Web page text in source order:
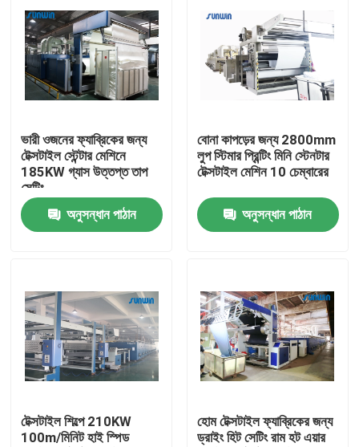
আমাদের সম্পর্কে
পরিচিতি
পণ্য
টেক্সটাইল স্টেনটার মেশিন
গরম বায়ু স্টেনটার মেশিন
টেক্সটাইল শুকানোর মেশিন
টেক্সটাইল ফিনিশিং মেশিন
ভারী ওজনের ফ্যাব্রিকের জন্য
টেক্সটাইল স্টেন্টার মেশিনে
185KW গ্যাস উত্তপ্ত তাপ
সেটিং
অনুসন্ধান পাঠান
বোনা কাপড়ের জন্য 2800mm
লুপ স্টিমার প্রিন্টিং মিনি স্টেনটার
টেক্সটাইল মেশিন 10 চেম্বারের
অনুসন্ধান পাঠান
টেক্সটাইল শিল্পে 210KW
100m/মিনিট হাই স্পিড
হোম টেক্সটাইল ফ্যাব্রিকের জন্য
ড্রাইং হিট সেটিং রাম হট এয়ার